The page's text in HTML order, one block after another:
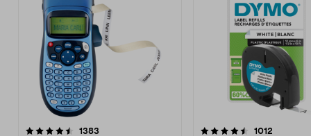
1383
4.5 av 5 stjärnor 1012
4.0 av 5 stjärnor